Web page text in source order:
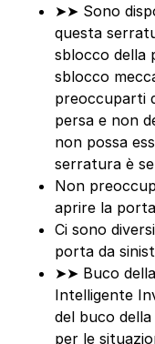
➤➤ Sono
questa
sblocco della
sblocco
preoccuparti
persa e non
non possa
serratura è
Non
aprire la
Ci sono
porta da
➤➤ Buco
Intelligente
del buco
per le